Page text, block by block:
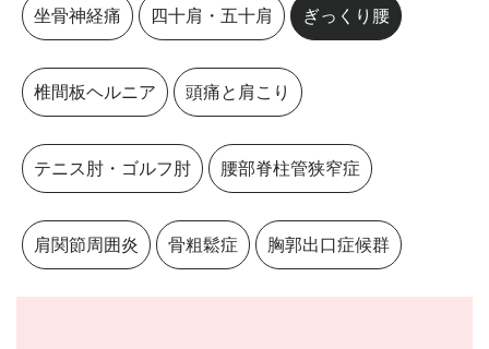
坐骨神経痛 四十肩・五十肩 ぎっくり腰
椎間板ヘルニア 頭痛と肩こり
テニス肘・ゴルフ肘 腰部脊柱管狭窄症
肩関節周囲炎 骨粗鬆症 胸郭出口症候群